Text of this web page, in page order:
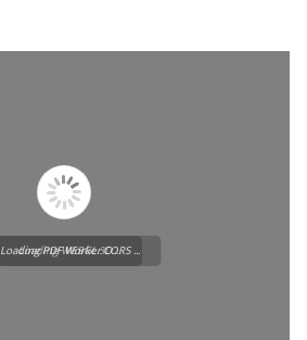
Loading WEBGL 3D ...
Loading PDF Worker CORS ...